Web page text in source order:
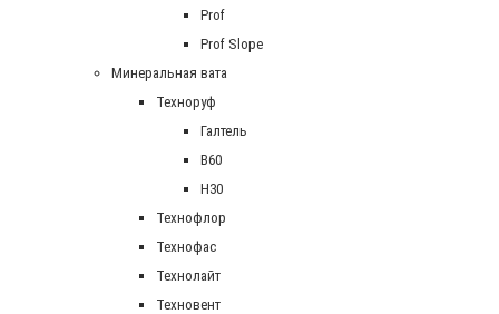
Prof
Prof Slope
Минеральная вата
Техноруф
Галтель
В60
Н30
Технофлор
Технофас
Технолайт
Техновент